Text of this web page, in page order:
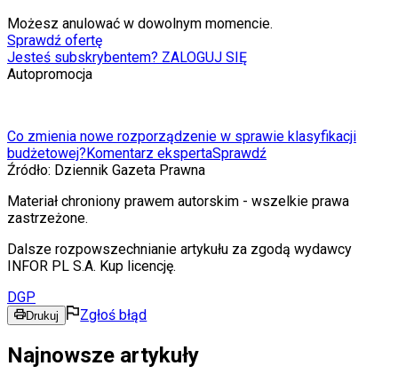
Możesz anulować w dowolnym momencie.
Sprawdź ofertę
Jesteś subskrybentem? ZALOGUJ SIĘ
Autopromocja
Co zmienia nowe rozporządzenie w sprawie klasyfikacji
budżetowej?Komentarz ekspertaSprawdź
Źródło: Dziennik Gazeta Prawna
Materiał chroniony prawem autorskim - wszelkie prawa
zastrzeżone.
Dalsze rozpowszechnianie artykułu za zgodą wydawcy
INFOR PL S.A. Kup licencję.
DGP
Drukuj Zgłoś błąd
Najnowsze artykuły